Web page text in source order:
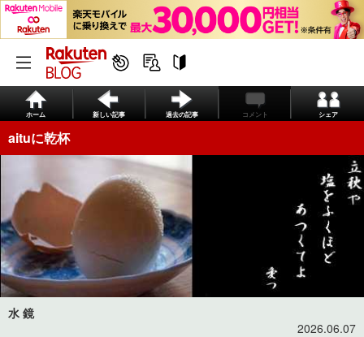
ホーム 新しい記事 過去の記事 コメント シェア
aituに乾杯
水 鏡
2026.06.07